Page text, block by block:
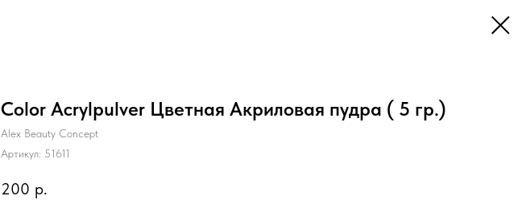
Color Acrylpulver Цветная Акриловая пудра ( 5 гр.)
Alex Beauty Concept
Артикул: 51611
200 р.